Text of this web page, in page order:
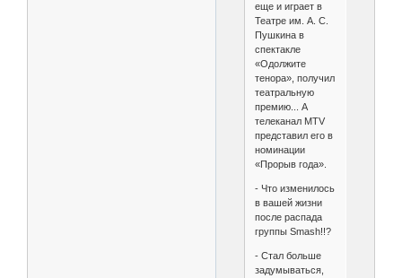
еще и играет в
Театре им. А. С.
Пушкина в
спектакле
«Одолжите
тенора», получил
театральную
премию... А
телеканал МТV
представил его в
номинации
«Прорыв года».
- Что изменилось
в вашей жизни
после распада
группы Smash!!?
- Стал больше
задумываться,